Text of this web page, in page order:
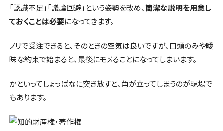
「認識不足」「議論回避」という姿勢を改め、簡潔な説明を用意し
ておくことは必要になってきます。
ノリで受注できると、そのときの空気は良いですが、口頭のみや曖
昧な約束で始まると、最後にモメることになってしまいます。
かといってしょっぱなに突き放すと、角が立ってしまうのが現場で
もあります。